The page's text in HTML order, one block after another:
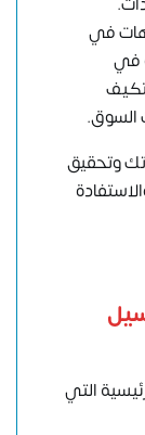
في
في
السوق.
وتحقيق
التي